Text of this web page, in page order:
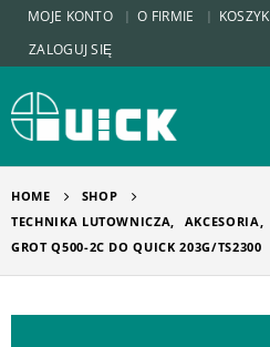
MOJE KONTO O FIRMIE KOSZYK
ZALOGUJ SIĘ
HOME
SHOP
TECHNIKA LUTOWNICZA, AKCESORIA,
GROT Q500-2C DO QUICK 203G/TS2300